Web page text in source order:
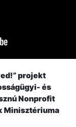
projekt
és
Nonprofit
Minisztériuma